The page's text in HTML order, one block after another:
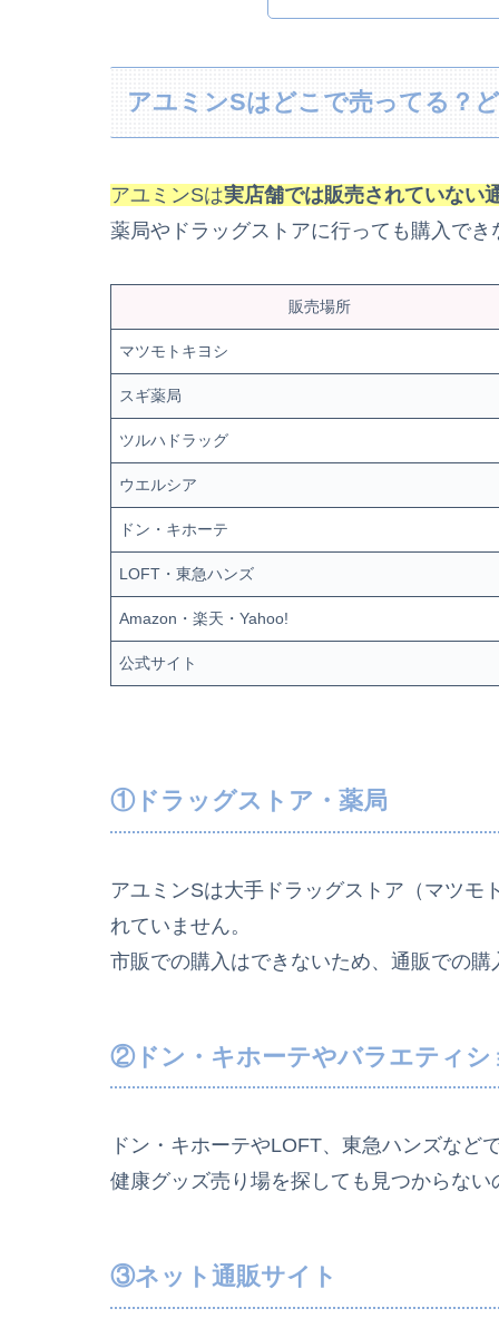
アユミンSはどこで売ってる？
アユミンSは実店舗では販売されていない
薬局やドラッグストアに行っても購入で
販売場所
マツモトキヨシ
スギ薬局
ツルハドラッグ
ウエルシア
ドン・キホーテ
LOFT・東急ハンズ
Amazon・楽天・Yahoo!
公式サイト
①ドラッグストア・薬局
アユミンSは大手ドラッグストア（マツモ
れていません。
市販での購入はできないため、通販での
②ドン・キホーテやバラエティシ
ドン・キホーテやLOFT、東急ハンズなど
健康グッズ売り場を探しても見つからな
③ネット通販サイト